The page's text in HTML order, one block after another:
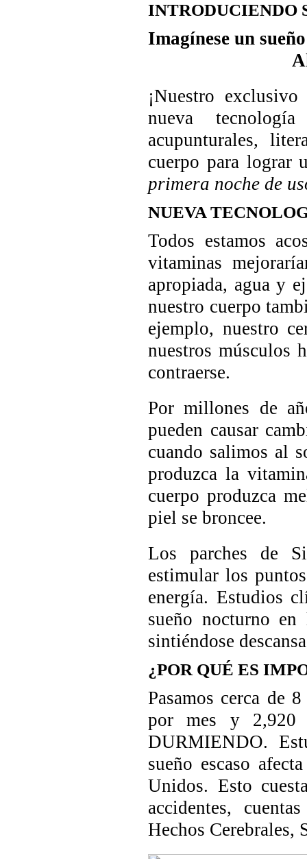
INTRODUCIENDO
Imagínese un
Ahora
¡Nuestro
nueva
acupunturales,
cuerpo para lograr
primera noche de
NUEVA
Todos estamos
vitaminas
apropiada, agua y
nuestro cuerpo
ejemplo, nuestro
nuestros músculos
contraerse.
Por millones de
pueden causar
cuando salimos al
produzca la
cuerpo produzca
piel se broncee.
Los parches de
estimular los
energía. Estudios
sueño nocturno
sintiéndose
¿POR QUÉ ES
Pasamos cerca de
por mes y 2,920
DURMIENDO.
sueño escaso
Unidos. Esto
accidentes,
Hechos Cerebrales,